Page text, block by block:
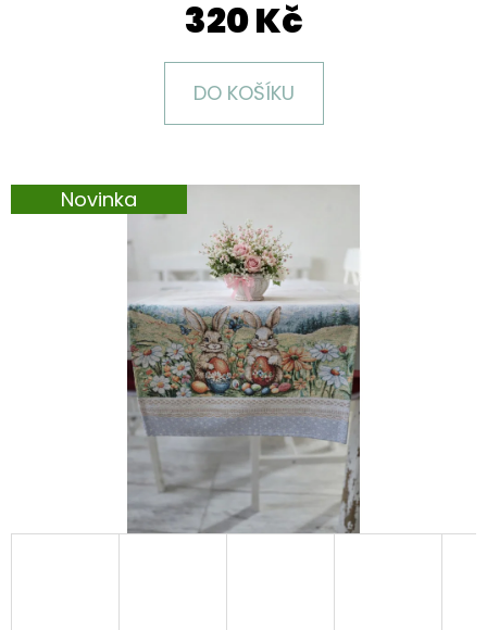
320 Kč
DO KOŠÍKU
Novinka
J
Í
HLEDAT
D